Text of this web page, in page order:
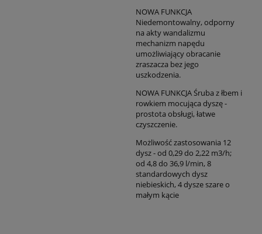
NOWA FUNKCJA
Niedemontowalny, odporny
na akty wandalizmu
mechanizm napędu
umożliwiający obracanie
zraszacza bez jego
uszkodzenia.
NOWA FUNKCJA Śruba z łbem i
rowkiem mocująca dyszę -
prostota obsługi, łatwe
czyszczenie.
Możliwość zastosowania 12
dysz - od 0,29 do 2,22 m3/h;
od 4,8 do 36,9 l/min, 8
standardowych dysz
niebieskich, 4 dysze szare o
małym kącie